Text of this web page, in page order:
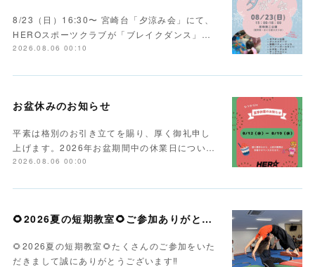
8/23（日）16:30〜 宮崎台「夕涼み会」にて、
HEROスポーツクラブが「ブレイクダンス」…
2026.08.06 00:10
お盆休みのお知らせ
平素は格別のお引き立てを賜り、厚く御礼申し
上げます。2026年お盆期間中の休業日につい…
2026.08.06 00:00
🌻2026夏の短期教室🌻ご参加ありがとうございます！
🌻2026夏の短期教室🌻たくさんのご参加をいた
だきまして誠にありがとうございます‼️